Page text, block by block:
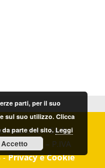
– Sede
– Imperia – P.IVA
-Privacy e Cookie
parti, per il suo
sul suo utilizzo. Clicca
da parte del sito.Leggi
Accetto